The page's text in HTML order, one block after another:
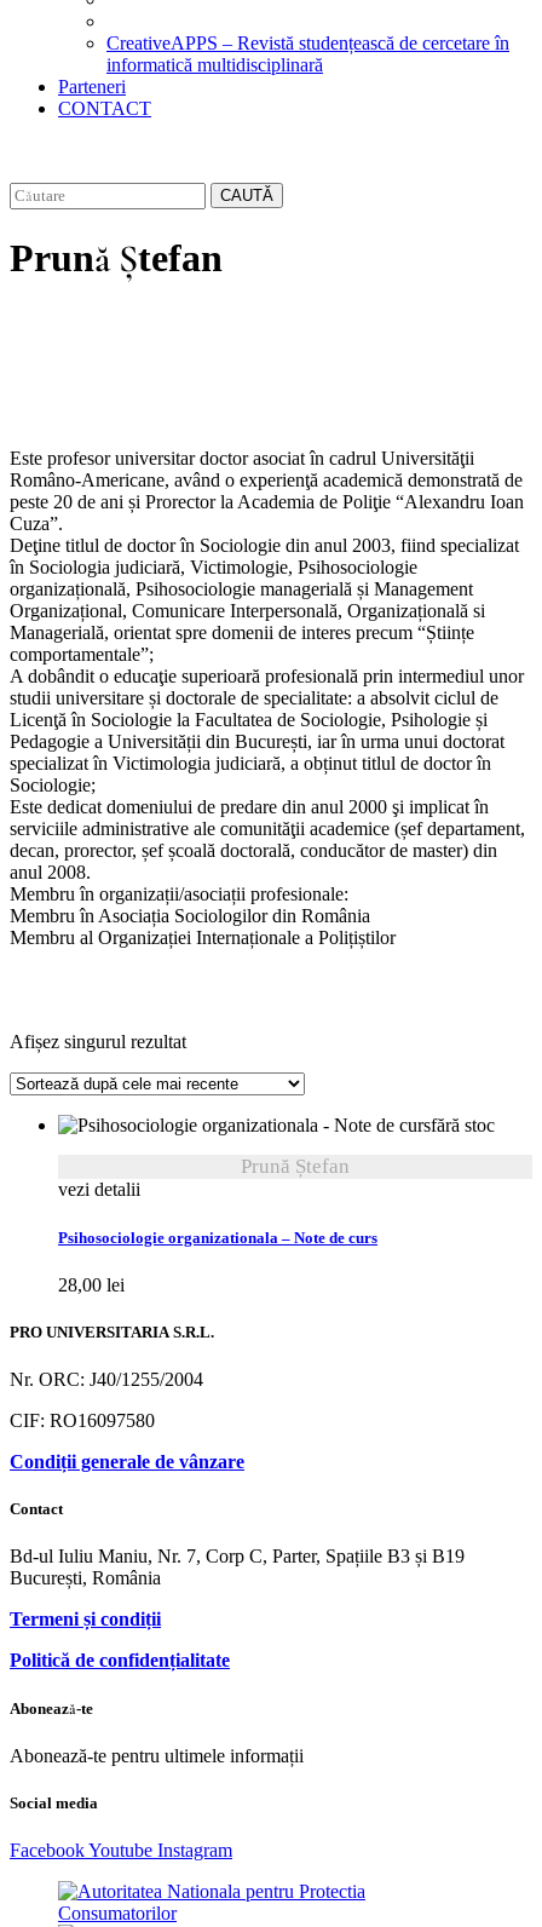
CreativeAPPS – Revistă studențească de cercetare în
informatică multidisciplinară
Parteneri
CONTACT
CAUTĂ
Prună Ștefan
Este profesor universitar doctor asociat în cadrul Universităţii
Româno-Americane, având o experienţă academică demonstrată de
peste 20 de ani și Prorector la Academia de Poliţie “Alexandru Ioan
Cuza”.
Deţine titlul de doctor în Sociologie din anul 2003, fiind specializat
în Sociologia judiciară, Victimologie, Psihosociologie
organizațională, Psihosociologie managerială și Management
Organizațional, Comunicare Interpersonală, Organizațională si
Managerială, orientat spre domenii de interes precum “Științe
comportamentale”;
A dobândit o educaţie superioară profesională prin intermediul unor
studii universitare și doctorale de specialitate: a absolvit ciclul de
Licenţă în Sociologie la Facultatea de Sociologie, Psihologie și
Pedagogie a Universității din București, iar în urma unui doctorat
specializat în Victimologia judiciară, a obținut titlul de doctor în
Sociologie;
Este dedicat domeniului de predare din anul 2000 şi implicat în
serviciile administrative ale comunităţii academice (șef departament,
decan, prorector, șef școală doctorală, conducător de master) din
anul 2008.
Membru în organizații/asociații profesionale:
Membru în Asociația Sociologilor din România
Membru al Organizației Internaționale a Polițiștilor
Afișez singurul rezultat
fără stoc
Prună Ștefan
vezi detalii
Psihosociologie organizationala – Note de curs
28,00 lei
PRO UNIVERSITARIA S.R.L.
Nr. ORC: J40/1255/2004
CIF: RO16097580
Condiții generale de vânzare
Contact
Bd-ul Iuliu Maniu, Nr. 7, Corp C, Parter, Spațiile B3 și B19
București, România
Termeni și condiții
Politică de confidențialitate
Abonează-te
Abonează-te pentru ultimele informații
Social media
FacebookYoutube Instagram